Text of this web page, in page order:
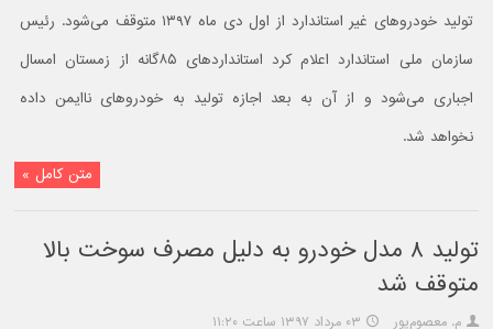
تولید خودروهای غیر استاندارد از اول دی ماه ۱۳۹۷ متوقف می‌شود. رئیس
سازمان ملی استاندارد اعلام کرد استانداردهای ۸۵گانه از زمستان امسال
اجباری می‌شود و از آن به بعد اجازه تولید به خودروهای ناایمن داده
نخواهد شد.
متن کامل »
تولید ۸ مدل خودرو به دلیل مصرف سوخت بالا
متوقف شد
م. معصوم‌پور ۰۳ مرداد ۱۳۹۷ ساعت ۱۱:۲۰